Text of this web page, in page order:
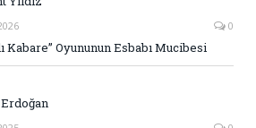
0
Kabare” Oyununun Esbabı Mucibesi